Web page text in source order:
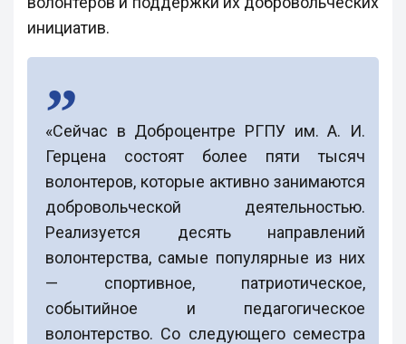
инициатив.
«Сейчас в Доброцентре РГПУ им. А. И.
Герцена состоят более пяти тысяч
волонтеров, которые активно занимаются
добровольческой деятельностью.
Реализуется десять направлений
волонтерства, самые популярные из них
— спортивное, патриотическое,
событийное и педагогическое
волонтерство. Со следующего семестра